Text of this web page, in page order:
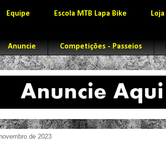
Equipe Escola MTB Lapa Bike Loja
Anuncie Competições - Passeios
de 2023